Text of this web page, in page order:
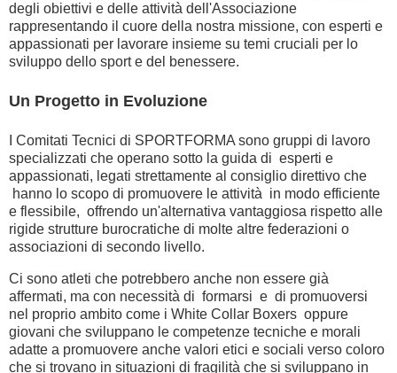
degli obiettivi e delle attività dell'Associazione
rappresentando il cuore della nostra missione, con esperti e
appassionati per lavorare insieme su temi cruciali per lo
sviluppo dello sport e del benessere.
Un Progetto in Evoluzione
I Comitati Tecnici di SPORTFORMA sono gruppi di lavoro
specializzati che operano sotto la guida di esperti e
appassionati, legati strettamente al consiglio direttivo che
hanno lo scopo di promuovere le attività in modo efficiente
e flessibile, offrendo un'alternativa vantaggiosa rispetto alle
rigide strutture burocratiche di molte altre federazioni o
associazioni di secondo livello.
Ci sono atleti che potrebbero anche non essere già
affermati, ma con necessità di formarsi e di promuoversi
nel proprio ambito come i White Collar Boxers oppure
giovani che sviluppano le competenze tecniche e morali
adatte a promuovere anche valori etici e sociali verso coloro
che si trovano in situazioni di fragilità che si sviluppano in